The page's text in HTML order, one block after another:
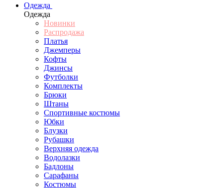
Одежда
Одежда
Новинки
Распродажа
Платья
Джемперы
Кофты
Джинсы
Футболки
Комплекты
Брюки
Штаны
Спортивные костюмы
Юбки
Блузки
Рубашки
Верхняя одежда
Водолазки
Бадлоны
Сарафаны
Костюмы